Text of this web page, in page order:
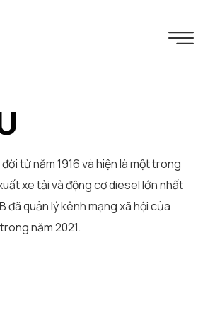
từ năm 1916 và hiện là một trong
xe tải và động cơ diesel lớn nhất
đã quản lý kênh mạng xã hội của
năm 2021.